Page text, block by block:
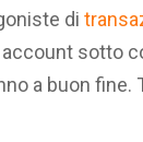
di
sotto
a buon